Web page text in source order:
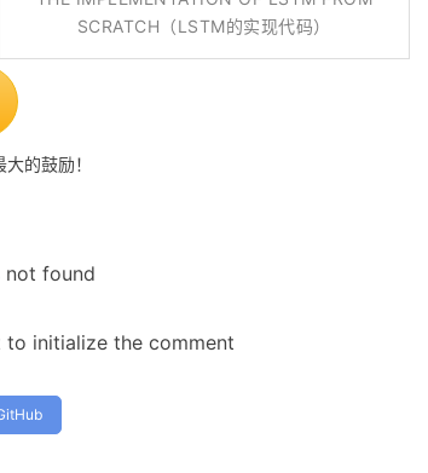
SCRATCH（LSTM的实现代码）
的鼓励！
not found
to initialize the comment